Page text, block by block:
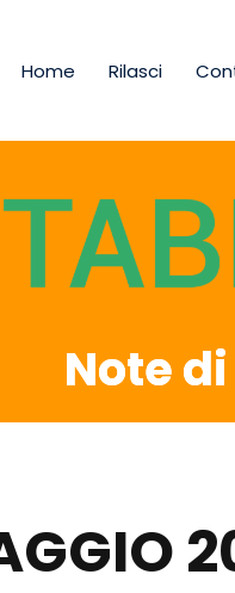
Home Rilasci
Note